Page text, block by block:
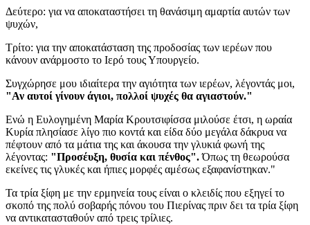
Δεύτερο: για να αποκαταστήσει τη θανάσιμη αμαρτία αυτών των
ψυχών,
Τρίτο: για την αποκατάσταση της προδοσίας των ιερέων που
κάνουν ανάρμοστο το Ιερό τους Υπουργείο.
Συγχώρησε μου ιδιαίτερα την αγιότητα των ιερέων, λέγοντάς μοι,
"Αν αυτοί γίνουν άγιοι, πολλοί ψυχές θα αγιαστούν."
Ενώ η Ευλογημένη Μαρία Κρουτσιφίσσα μιλούσε έτσι, η ωραία
Κυρία πλησίασε λίγο πιο κοντά και είδα δύο μεγάλα δάκρυα να
πέφτουν από τα μάτια της και άκουσα την γλυκιά φωνή της
λέγοντας: "Προσέυξη, θυσία και πένθος".Όπως τη θεωρούσα
εκείνες τις γλυκές και ήπιες μορφές αμέσως εξαφανίστηκαν."
Τα τρία ξίφη με την ερμηνεία τους είναι ο κλειδίς που εξηγεί το
σκοπό της πολύ σοβαρής πόνου του Πιερίνας πριν δει τα τρία ξίφη
να αντικατασταθούν από τρεις τρίλιες.